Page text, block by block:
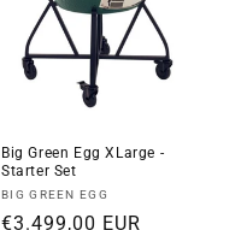
Big Green Egg XLarge -
Starter Set
Anbieter:
BIG GREEN EGG
Normaler
€3.499,00 EUR